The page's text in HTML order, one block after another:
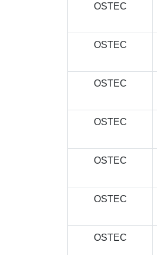
OSTEC
OSTEC
OSTEC
OSTEC
OSTEC
OSTEC
OSTEC